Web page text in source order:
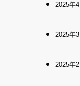
2025年4
2025年3
2025年2